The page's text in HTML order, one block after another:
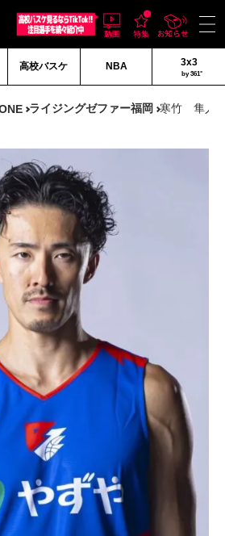
高校バスケ NBA 3x3
by 361°
ライジングゼファー福岡 寒竹 隼人